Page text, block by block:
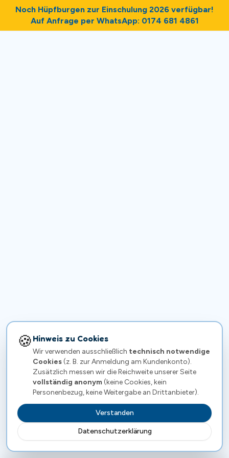
Noch Hüpfburgen zur Einschulung 2026 verfügbar!
Auf Anfrage per WhatsApp: 0174 681 4861
🍪 Hinweis zu Cookies
Wir verwenden ausschließlich technisch notwendige
Cookies(z. B. zur Anmeldung am Kundenkonto).
Zusätzlich messen wir die Reichweite unserer Seite
vollständig anonym (keine Cookies, kein
Personenbezug, keine Weitergabe an Drittanbieter).
Datenschutzerklärung
Verstanden